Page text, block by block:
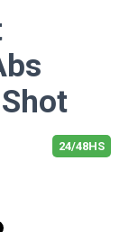
24/48HS